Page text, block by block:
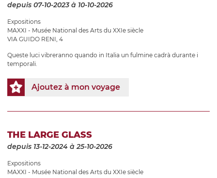
depuis 07-10-2023à 10-10-2026
Expositions
MAXXI - Musée National des Arts du XXIe siècle
VIA GUIDO RENI, 4
Queste luci vibreranno quando in Italia un fulmine cadrà durante i
temporali.
Ajoutez à mon voyage
THE LARGE GLASS
depuis 13-12-2024 à 25-10-2026
Expositions
MAXXI - Musée National des Arts du XXIe siècle